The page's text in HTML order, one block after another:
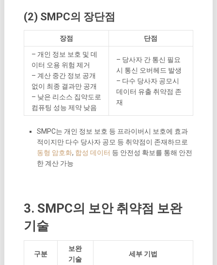
(2) SMPC의 장단점
장점 단점
– 개인 정보 보호 및 데
이터 오용 위험 제거
– 계산 중간 정보 공개
없이 최종 결과만 공개
– 낮은 리소스 집약도로
컴퓨팅 성능 제약 낮음
– 당사자 간 통신 필요
시 통신 오버헤드 발생
– 다수 당사자 공모시
데이터 유출 취약점 존
재
SMPC는 개인 정보 보호 등 프라이버시 보호에 효과
적이지만 다수 당사자 공모 등 취약점이 존재하므로
동형 암호화, 합성 데이터 등 안전성 확보를 통해 안전
한 계산 가능
3. SMPC의 보안 취약점 보완
기술
구분
보완
기술
세부 기법